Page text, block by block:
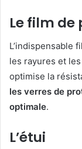
Le film
L’indispensable
les rayures et
optimise la
les verres de
optimale.
L’étui